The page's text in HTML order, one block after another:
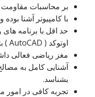
بر محاسبات مقاومت
با کامپیوتر آشنا
اوتوکد ( AutoCAD ) بتواند کار کند.
مغز ریاضی فعالی
آشنایی کامل به
بشناسد.
تجربه کافی در امور